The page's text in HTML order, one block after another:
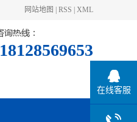
网站地图 RSS XML
18128569653
在线客服